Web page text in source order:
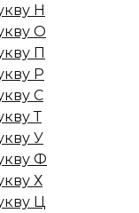
Н
О
П
Р
С
Т
У
Ф
Х
Ц